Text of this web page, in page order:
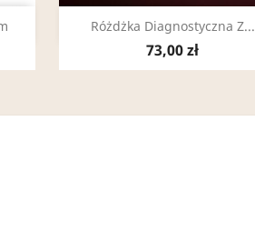
Różdżka Diagnostyczna Z...
73,00 zł
Szybki podgląd